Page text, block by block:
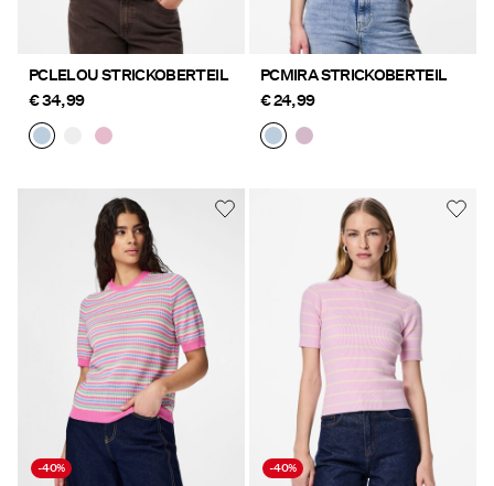
PCLELOU STRICKOBERTEIL
€ 34,99
PCMIRA STRICKOBERTEIL
€ 24,99
-40% -40%